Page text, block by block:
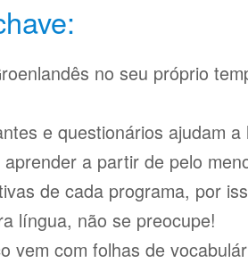
no seu próprio
e questionários ajudam
aprender a partir de pelo
de cada programa, por
língua, não se preocupe!
vem com folhas de